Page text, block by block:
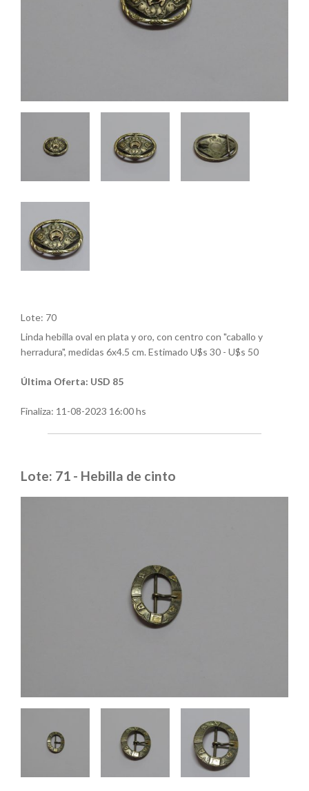
Lote: 70
Linda hebilla oval en plata y oro, con centro con "caballo y
herradura", medidas 6x4.5 cm. Estimado U$s 30 - U$s 50
Última Oferta: USD 85
Finaliza: 11-08-2023 16:00 hs
Lote: 71 - Hebilla de cinto